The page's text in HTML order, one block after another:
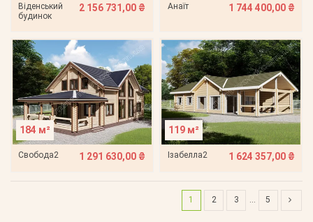
Віденський
будинок
2 156 731,00 ₴ Анаїт 1 744 400,00 ₴
184 м²
Свобода2 1 291 630,00 ₴
119 м²
Ізабелла2 1 624 357,00 ₴
1 2 3 … 5